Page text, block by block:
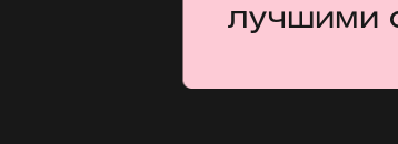
лучшими